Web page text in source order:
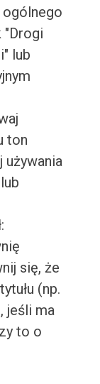
"Drogi
lub
ton
używania
się, że
(np.
jeśli ma
to o